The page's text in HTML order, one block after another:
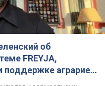
об
FREYJA,
поддержке аграриев.